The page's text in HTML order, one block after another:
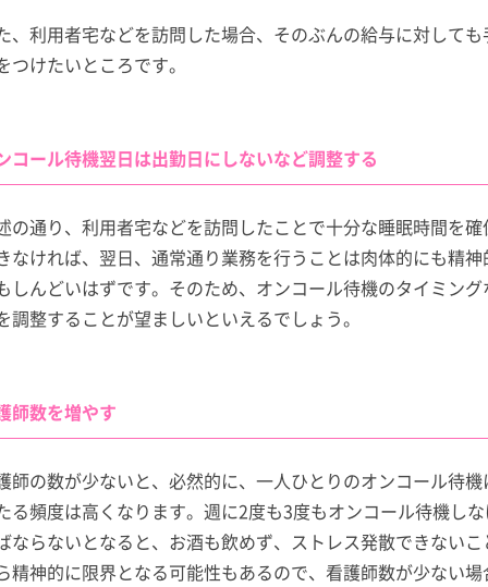
、利用者宅などを訪問した場合、そのぶんの給与に対しても
つけたいところです。
コール待機翌日は出勤日にしないなど調整する
の通り、利用者宅などを訪問したことで十分な睡眠時間を確
なければ、翌日、通常通り業務を行うことは肉体的にも精神
しんどいはずです。そのため、オンコール待機のタイミング
調整することが望ましいといえるでしょう。
師数を増やす
師の数が少ないと、必然的に、一人ひとりのオンコール待機
る頻度は高くなります。週に2度も3度もオンコール待機し
ならないとなると、お酒も飲めず、ストレス発散できないこ
精神的に限界となる可能性もあるので、看護師数が少ない場